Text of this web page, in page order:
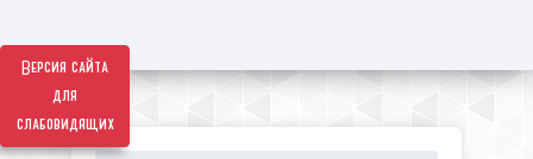
Версия сайта
для
слабовидящих